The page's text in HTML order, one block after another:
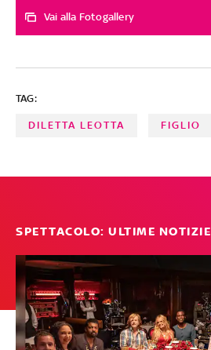
Vai alla Fotogallery
TAG:
DILETTA LEOTTA FIGLIO
SPETTACOLO: ULTIME NOTIZIE